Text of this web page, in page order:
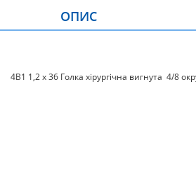
ОПИС
4В1 1,2 х 36 Голка хірургічна вигнута 4/8